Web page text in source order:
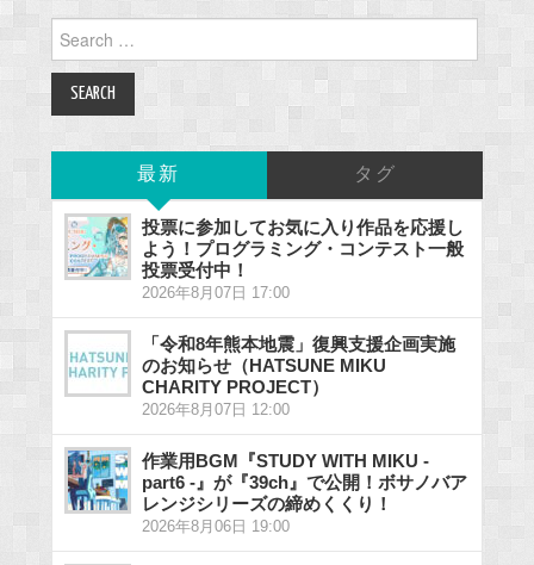
for:
最新 タグ
投票に参加してお気に入り作品を応援し
よう！プログラミング・コンテスト一般
投票受付中！
2026年8月07日 17:00
「令和8年熊本地震」復興支援企画実施
のお知らせ（HATSUNE MIKU
CHARITY PROJECT）
2026年8月07日 12:00
作業用BGM『STUDY WITH MIKU -
part6 -』が『39ch』で公開！ボサノバア
レンジシリーズの締めくくり！
2026年8月06日 19:00